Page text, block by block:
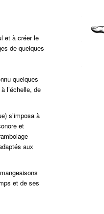
et à créer le
de quelques
quelques
l’échelle, de
s’imposa à
et
aux
et de ses